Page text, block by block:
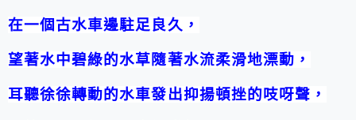
在一個古水車邊駐足良久，
望著水中碧綠的水草隨著水流柔滑地漂動，
耳聽徐徐轉動的水車發出抑揚頓挫的吱呀聲，